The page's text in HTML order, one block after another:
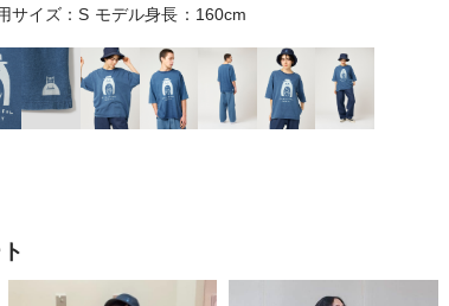
サイズ：S モデル身長：160cm